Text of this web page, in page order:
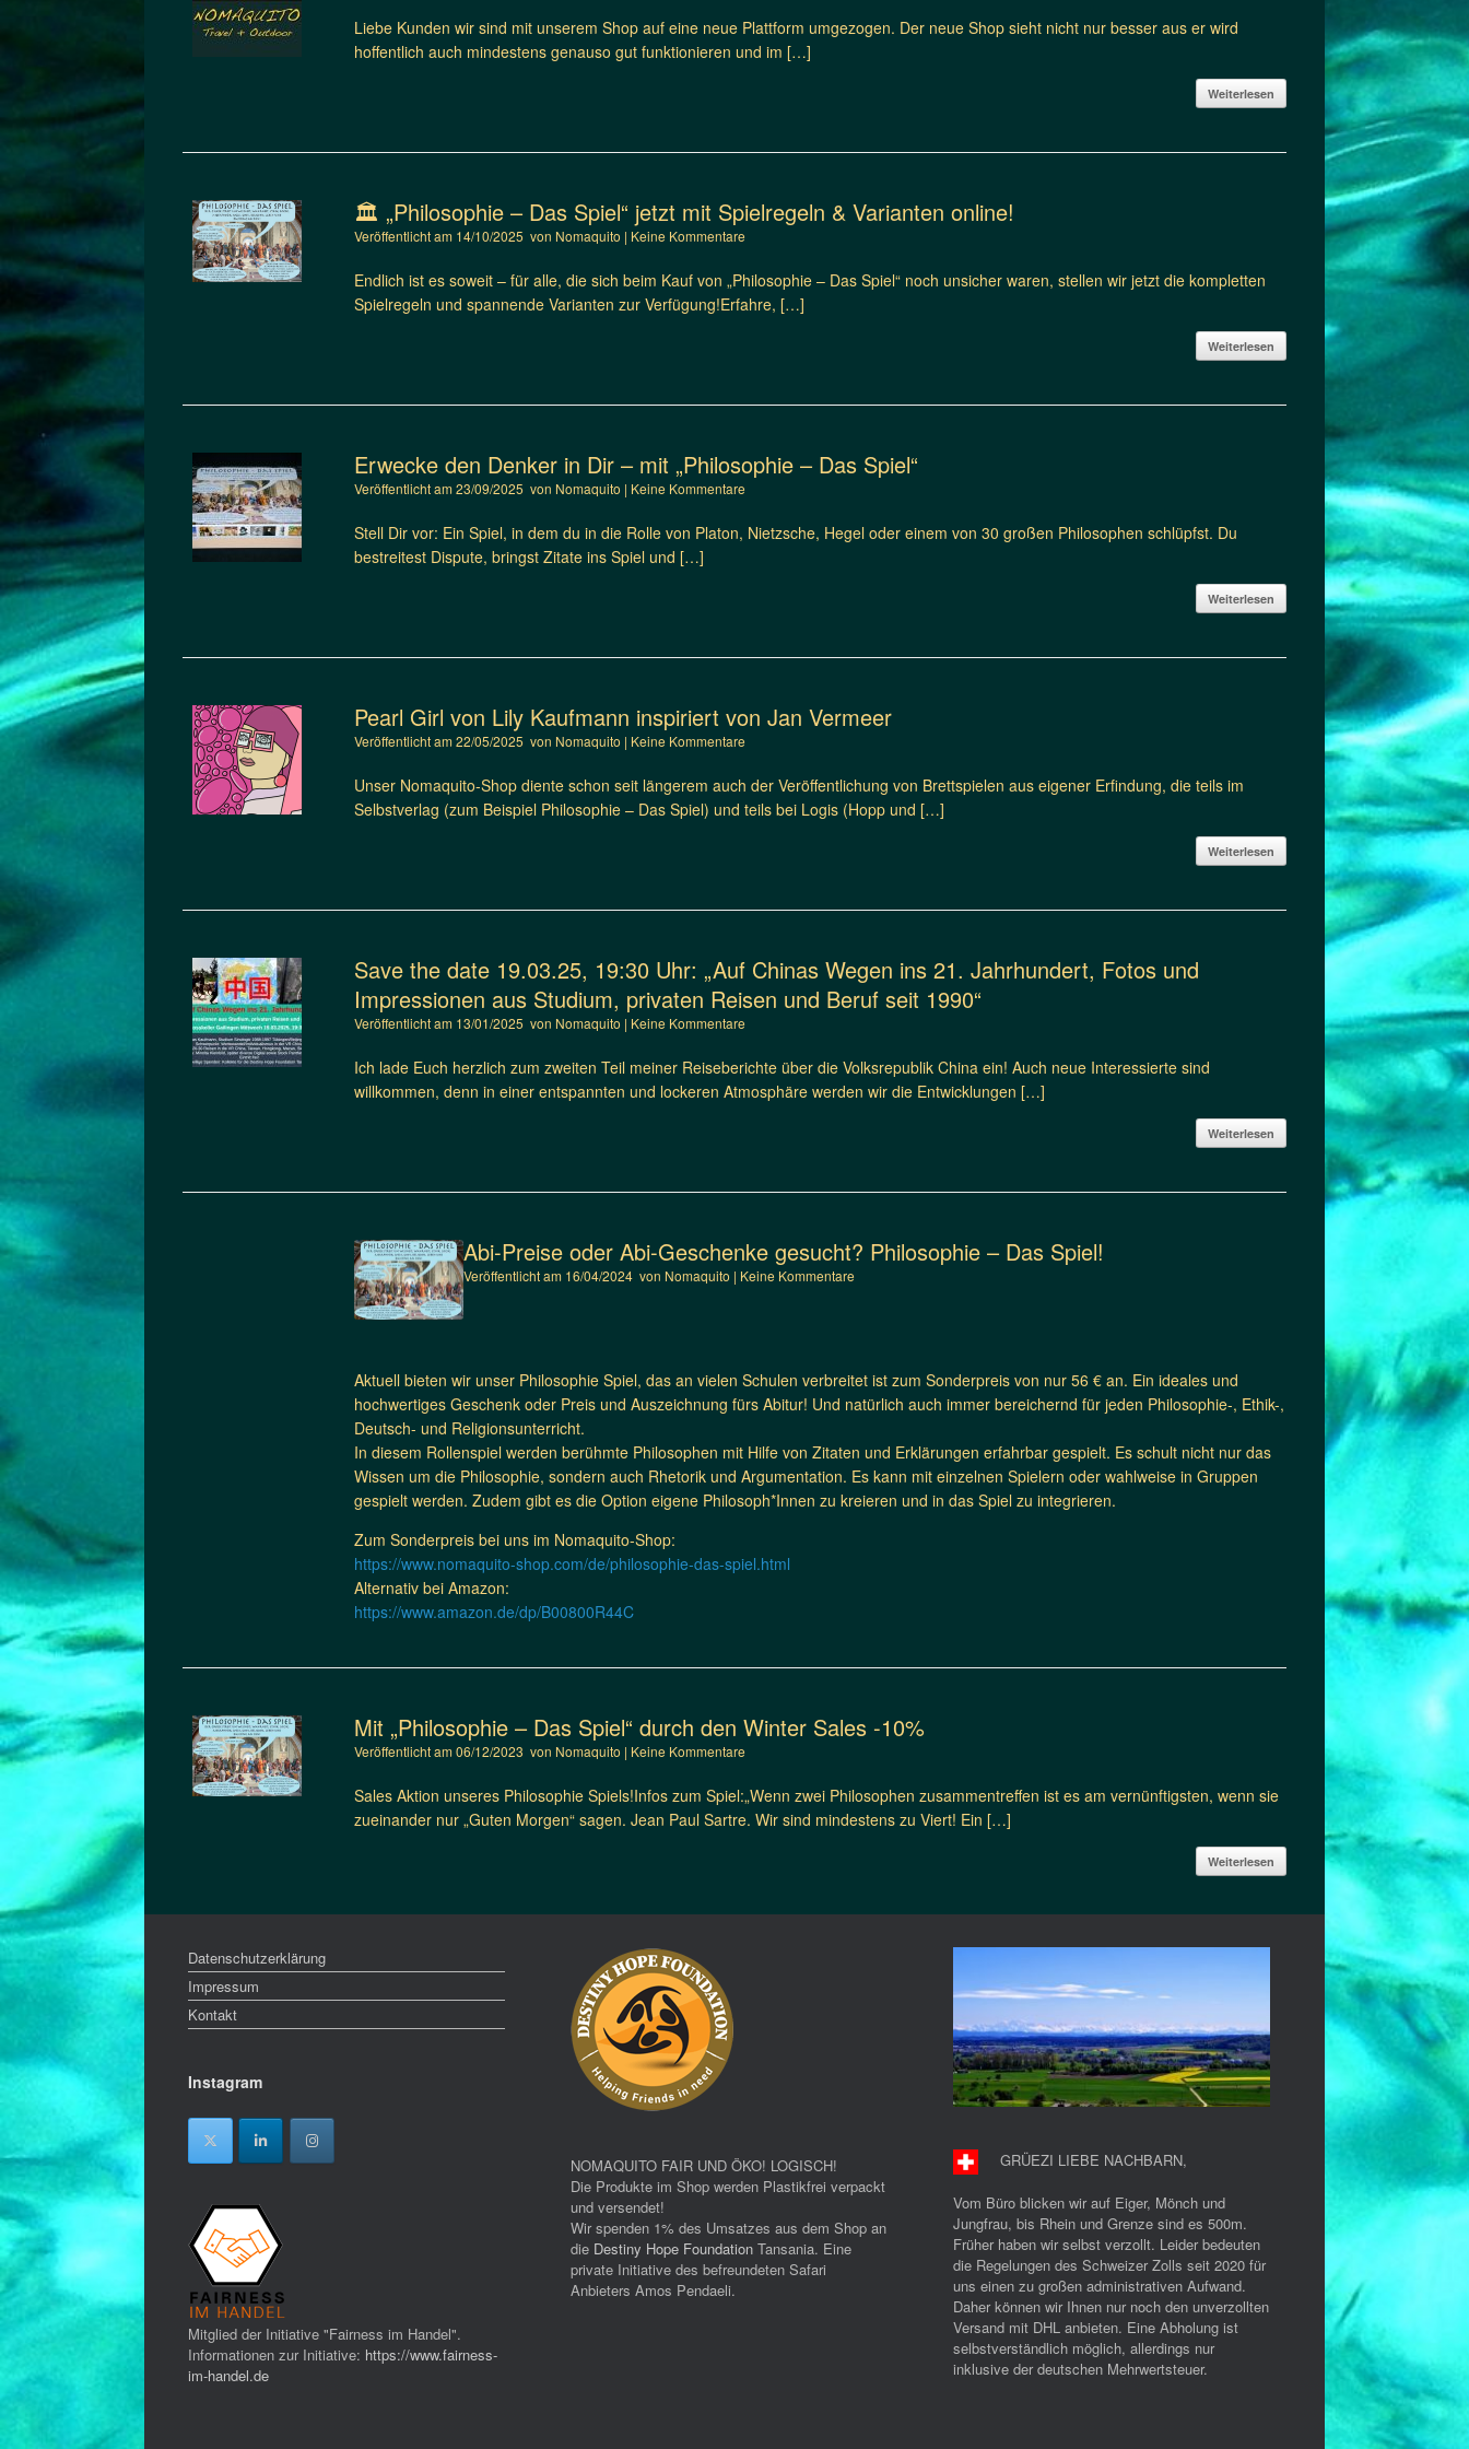
Liebe Kunden wir sind mit unserem Shop auf eine neue Plattform umgezogen. Der neue Shop sieht nicht nur besser aus er wird
hoffentlich auch mindestens genauso gut funktionieren und im […]
Weiterlesen
🏛️ „Philosophie – Das Spiel“ jetzt mit Spielregeln & Varianten online!
Veröffentlicht am 14/10/2025 von Nomaquito | Keine Kommentare
Endlich ist es soweit – für alle, die sich beim Kauf von „Philosophie – Das Spiel“ noch unsicher waren, stellen wir jetzt die kompletten
Spielregeln und spannende Varianten zur Verfügung!Erfahre, […]
Weiterlesen
Erwecke den Denker in Dir – mit „Philosophie – Das Spiel“
Veröffentlicht am23/09/2025 von Nomaquito | Keine Kommentare
Stell Dir vor: Ein Spiel, in dem du in die Rolle von Platon, Nietzsche, Hegel oder einem von 30 großen Philosophen schlüpfst. Du
bestreitest Dispute, bringst Zitate ins Spiel und […]
Weiterlesen
Pearl Girl von Lily Kaufmann inspiriert von Jan Vermeer
Veröffentlicht am22/05/2025 von Nomaquito | Keine Kommentare
Unser Nomaquito-Shop diente schon seit längerem auch der Veröffentlichung von Brettspielen aus eigener Erfindung, die teils im
Selbstverlag (zum Beispiel Philosophie – Das Spiel) und teils bei Logis (Hopp und […]
Weiterlesen
Save the date 19.03.25, 19:30 Uhr: „Auf Chinas Wegen ins 21. Jahrhundert, Fotos und
Impressionen aus Studium, privaten Reisen und Beruf seit 1990“
Veröffentlicht am 13/01/2025 von Nomaquito | Keine Kommentare
Ich lade Euch herzlich zum zweiten Teil meiner Reiseberichte über die Volksrepublik China ein! Auch neue Interessierte sind
willkommen, denn in einer entspannten und lockeren Atmosphäre werden wir die Entwicklungen […]
Weiterlesen
Abi-Preise oder Abi-Geschenke gesucht? Philosophie – Das Spiel!
Veröffentlicht am 16/04/2024 von Nomaquito | Keine Kommentare
Aktuell bieten wir unser Philosophie Spiel, das an vielen Schulen verbreitet ist zum Sonderpreis von nur 56 € an. Ein ideales und
hochwertiges Geschenk oder Preis und Auszeichnung fürs Abitur! Und natürlich auch immer bereichernd für jeden Philosophie-, Ethik-,
Deutsch- und Religionsunterricht.
In diesem Rollenspiel werden berühmte Philosophen mit Hilfe von Zitaten und Erklärungen erfahrbar gespielt. Es schult nicht nur das
Wissen um die Philosophie, sondern auch Rhetorik und Argumentation. Es kann mit einzelnen Spielern oder wahlweise in Gruppen
gespielt werden. Zudem gibt es die Option eigene Philosoph*Innen zu kreieren und in das Spiel zu integrieren.
Zum Sonderpreis bei uns im Nomaquito-Shop:
https://www.nomaquito-shop.com/de/philosophie-das-spiel.html
Alternativ bei Amazon:
https://www.amazon.de/dp/B00800R44C
Mit „Philosophie – Das Spiel“ durch den Winter Sales -10%
Veröffentlicht am06/12/2023 von Nomaquito | Keine Kommentare
Sales Aktion unseres Philosophie Spiels!Infos zum Spiel:„Wenn zwei Philosophen zusammentreffen ist es am vernünftigsten, wenn sie
zueinander nur „Guten Morgen“ sagen. Jean Paul Sartre. Wir sind mindestens zu Viert! Ein […]
Weiterlesen
Datenschutzerklärung
Impressum
Kontakt
Instagram
Mitglied der Initiative "Fairness im Handel".
Informationen zur Initiative: https://www.fairness-
im-handel.de
NOMAQUITO FAIR UND ÖKO! LOGISCH!
Die Produkte im Shop werden Plastikfrei verpackt
und versendet!
Wir spenden 1% des Umsatzes aus dem Shop an
die Destiny Hope Foundation Tansania. Eine
private Initiative des befreundeten Safari
Anbieters Amos Pendaeli.
GRÜEZI LIEBE NACHBARN,
Vom Büro blicken wir auf Eiger, Mönch und
Jungfrau, bis Rhein und Grenze sind es 500m.
Früher haben wir selbst verzollt. Leider bedeuten
die Regelungen des Schweizer Zolls seit 2020 für
uns einen zu großen administrativen Aufwand.
Daher können wir Ihnen nur noch den unverzollten
Versand mit DHL anbieten. Eine Abholung ist
selbstverständlich möglich, allerdings nur
inklusive der deutschen Mehrwertsteuer.